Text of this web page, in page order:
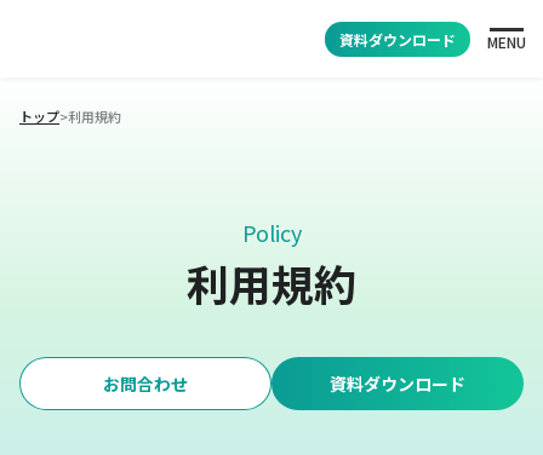
資料ダウンロード MENU
トップ>利用規約
Policy
利用規約
お問合わせ 資料ダウンロード